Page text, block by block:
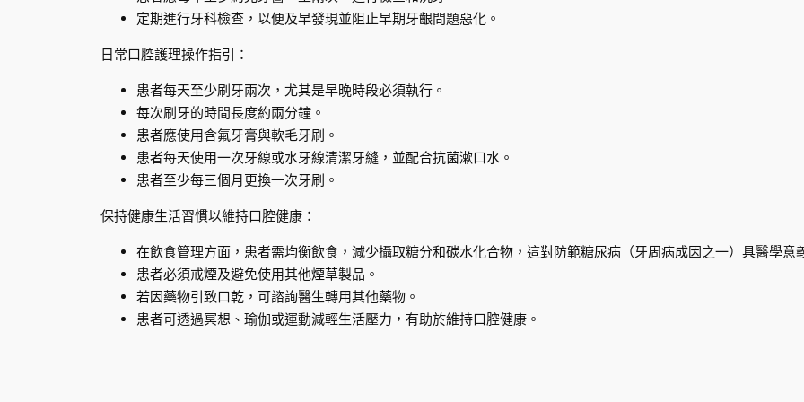
定期進行牙科檢查，以便及早發現並阻止早期牙齦問題惡化。
日常口腔護理操作指引：
患者每天至少刷牙兩次，尤其是早晚時段必須執行。
每次刷牙的時間長度約兩分鐘。
患者應使用含氟牙膏與軟毛牙刷。
患者每天使用一次牙線或水牙線清潔牙縫，並配合抗菌漱口水。
患者至少每三個月更換一次牙刷。
保持健康生活習慣以維持口腔健康：
在飲食管理方面，患者需均衡飲食，減少攝取糖分和碳水化合物，這對防範糖尿病（牙周病成因之一）具醫學意
患者必須戒煙及避免使用其他煙草製品。
若因藥物引致口乾，可諮詢醫生轉用其他藥物。
患者可透過冥想、瑜伽或運動減輕生活壓力，有助於維持口腔健康。